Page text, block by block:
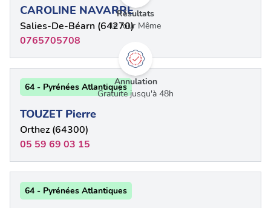
Résultats
le Jour Même
Annulation
Gratuite jusqu'à 48h
CAROLINE NAVARRE
Salies-De-Béarn (64270)
0765705708
64 - Pyrénées Atlantiques
TOUZET Pierre
Orthez (64300)
05 59 69 03 15
64 - Pyrénées Atlantiques